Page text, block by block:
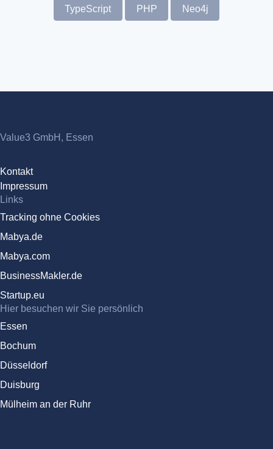
TypeScript PHP Neo4j
Value3 GmbH, Essen
Kontakt
Impressum
Links
Tracking ohne Cookies
Mabya.de
Mabya.com
BusinessMakler.de
Startup.eu
Hier besuchen wir Sie persönlich
Essen
Bochum
Düsseldorf
Duisburg
Mülheim an der Ruhr